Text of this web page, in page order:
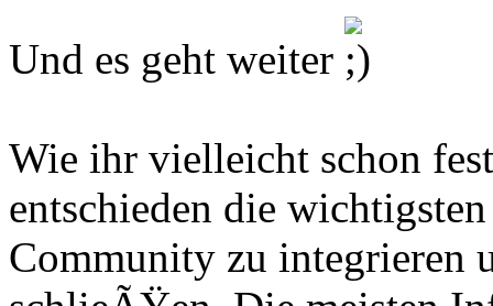
Und es geht weiter
Wie ihr vielleicht schon
entschieden die
Community zu integrieren